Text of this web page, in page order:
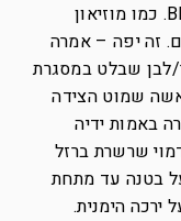
– וואו, זה נראה כמו באתרים של הBDSM. כמו מוזיאון
זה יפה – אמרה
לבן שבלט במסגרת
שמוט הצידה
באמות ידיה
שרשרת ברזל
בטנה עד מתחת
ירכה הימנית.